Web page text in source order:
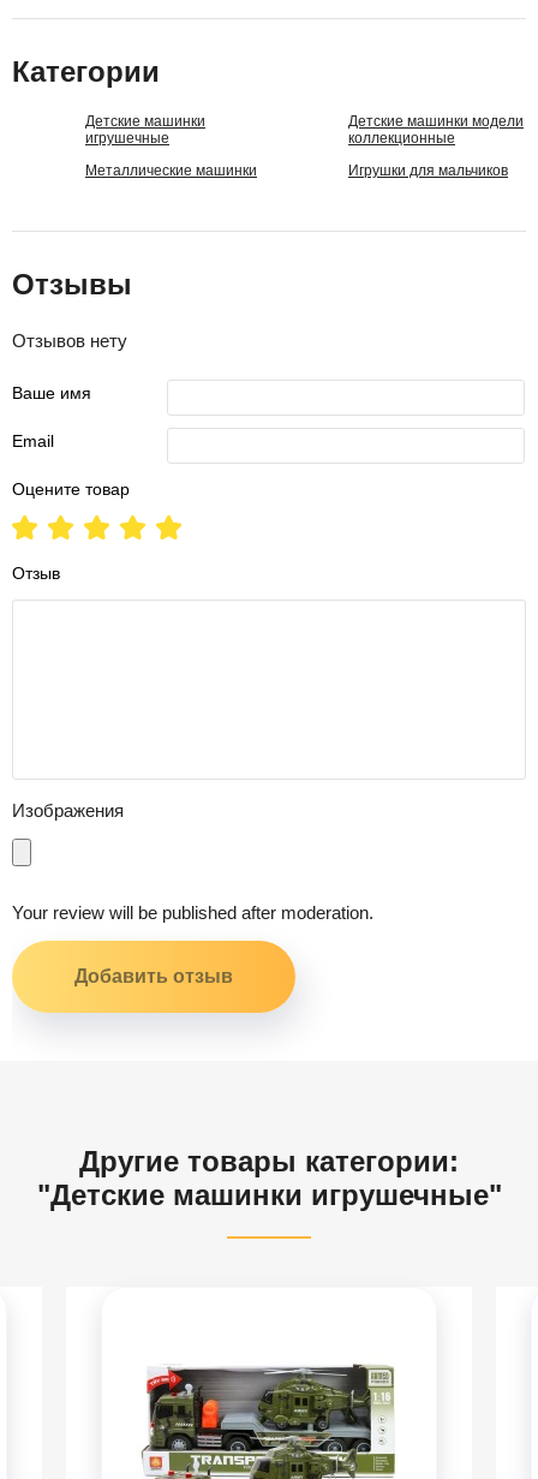
Категории
Детские машинки
игрушечные
Детские машинки модели
коллекционные
Металлические машинки
Игрушки для мальчиков
Отзывы
Отзывов нету
Ваше имя
Email
Оцените товар
Отзыв
Изображения
Your review will be published after moderation.
Другие товары категории:
"Детские машинки игрушечные"